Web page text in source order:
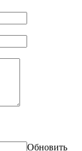
Обновить